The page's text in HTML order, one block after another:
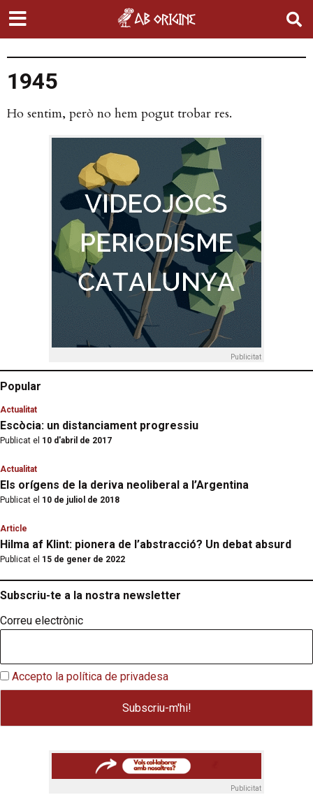
1945
Ho sentim, però no hem pogut trobar res.
Publicitat
Popular
Actualitat
Escòcia: un distanciament progressiu
Publicat el 10 d'abril de 2017
Actualitat
Els orígens de la deriva neoliberal a l’Argentina
Publicat el 10 de juliol de 2018
Article
Hilma af Klint: pionera de l’abstracció? Un debat absurd
Publicat el 15 de gener de 2022
Subscriu-te a la nostra newsletter
Correu electrònic
Accepto la política de privadesa
Publicitat